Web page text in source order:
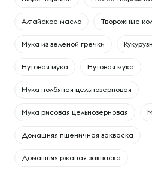
Алтайское масло Творожные
Мука из зеленой гречки
Нутовая мука Нутовая мука
Мука полбяная цельнозерновая
Мука рисовая цельнозерновая
Домашняя пшеничная закваска
Домашняя ржаная закваска